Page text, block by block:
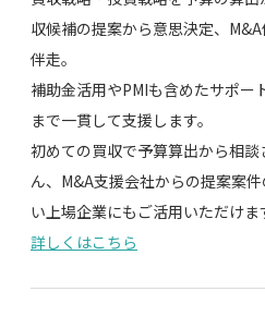
収候補の提案から意思決定、
伴走。
補助金活用やPMIも含めたサポー
まで一貫して支援します。
初めての買収で予算算出から相
ん、M&A支援会社からの提案案
い上場企業にもご活用いただけま
詳しくはこちら